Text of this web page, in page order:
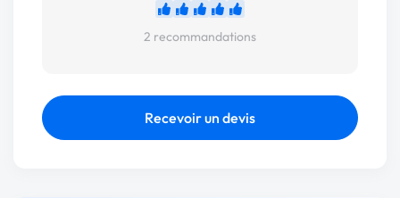
2 recommandations
Recevoir un devis